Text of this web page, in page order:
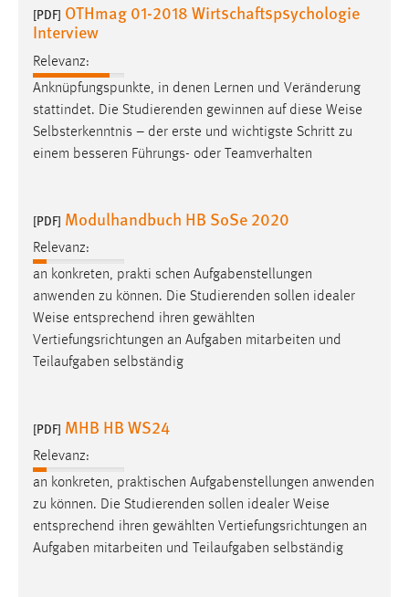
[PDF] OTHmag 01-2018 Wirtschaftspsychologie
Interview
Relevanz:
Anknüpfungspunkte, in denen Lernen und Veränderung
stattindet. Die Studierenden gewinnen auf diese Weise
Selbsterkenntnis – der erste und wichtigste Schritt zu
einem besseren Führungs- oder Teamverhalten
[PDF] Modulhandbuch HB SoSe 2020
Relevanz:
an konkreten, prakti schen Aufgabenstellungen
anwenden zu können. Die Studierenden sollen idealer
Weise entsprechend ihren gewählten
Vertiefungsrichtungen an Aufgaben mitarbeiten und
Teilaufgaben selbständig
[PDF] MHB HB WS24
Relevanz:
an konkreten, praktischen Aufgabenstellungen anwenden
zu können. Die Studierenden sollen idealer Weise
entsprechend ihren gewählten Vertiefungsrichtungen an
Aufgaben mitarbeiten und Teilaufgaben selbständig